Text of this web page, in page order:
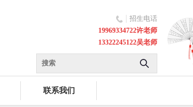
招生电话
19969334722许老师
13322245122吴老师
联系我们